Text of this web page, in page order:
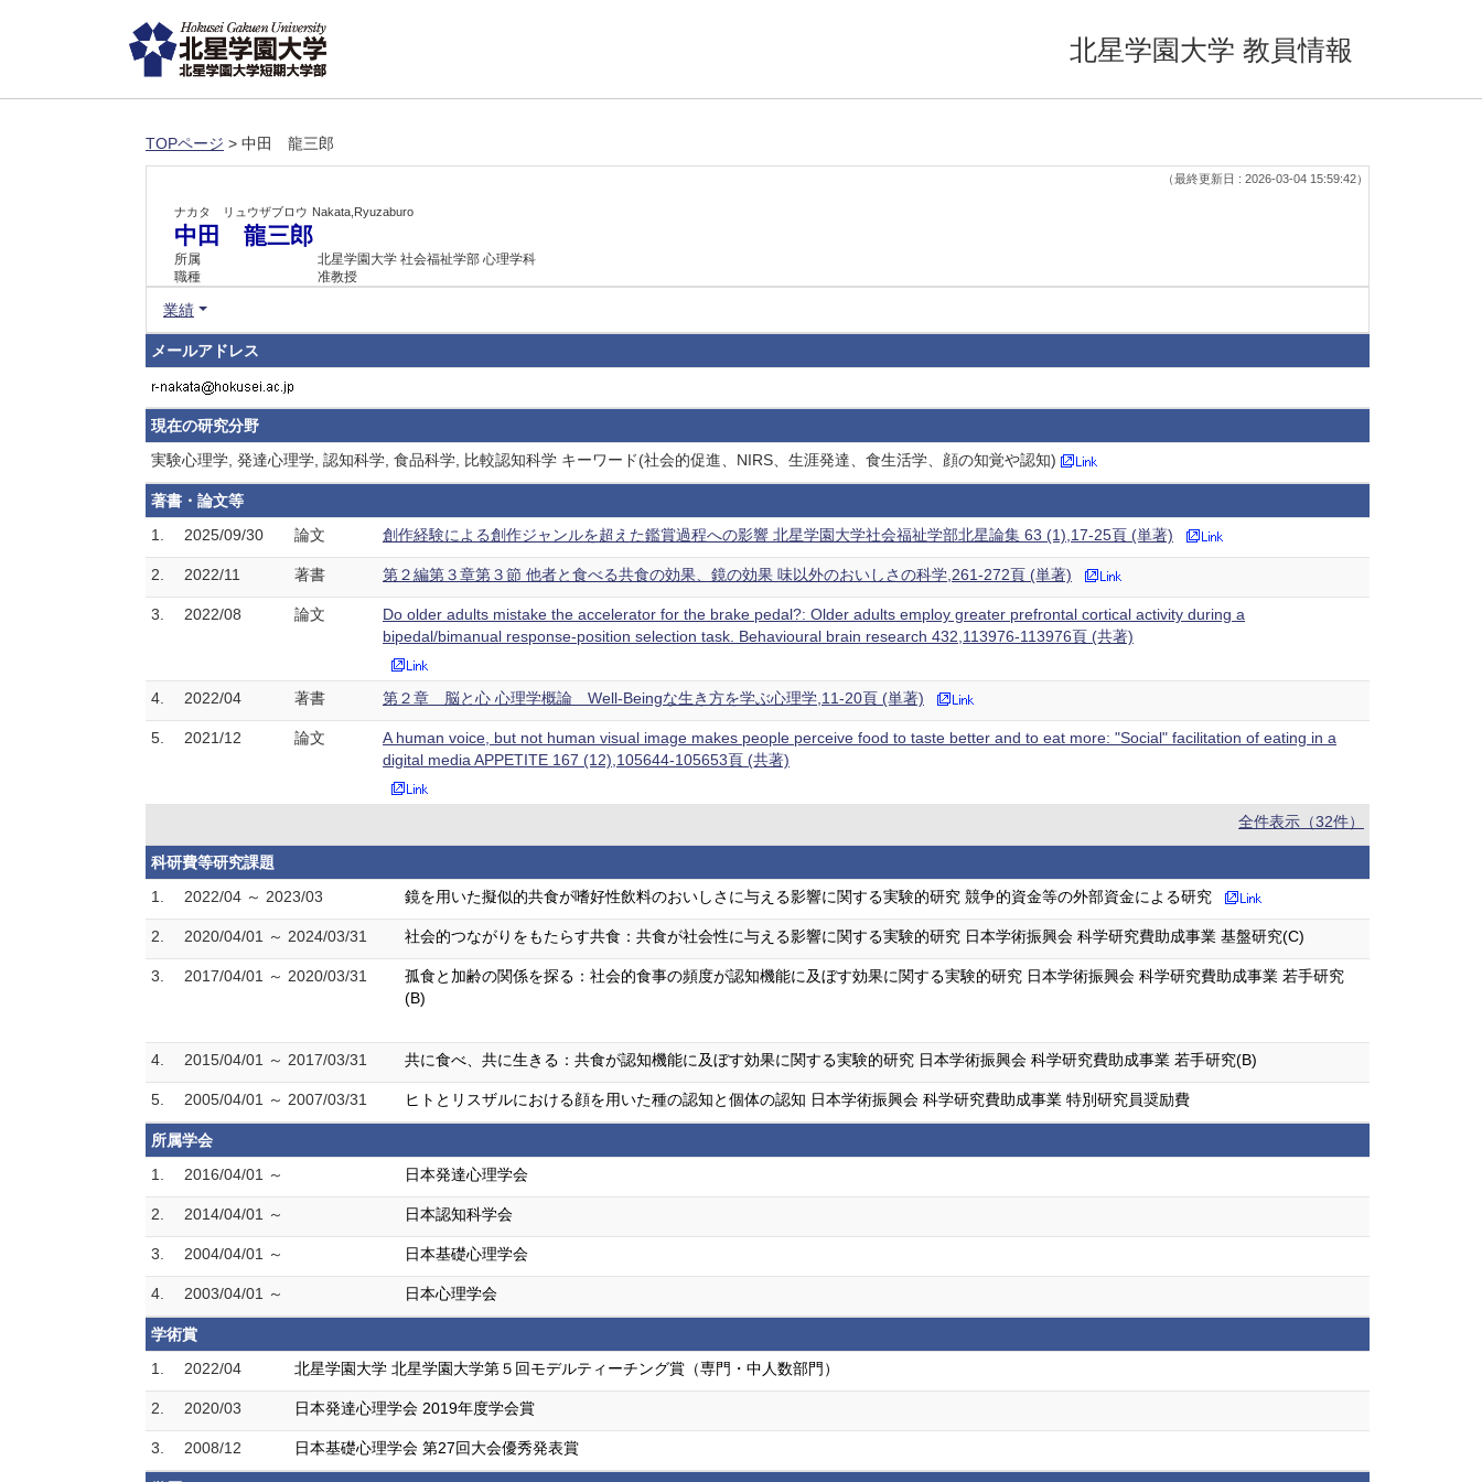
北星学園大学 教員情報
TOPページ > 中田 龍三郎
（最終更新日 : 2026-03-04 15:59:42）
ナカタ リュウザブロウ Nakata,Ryuzaburo
中田 龍三郎
所属
北星学園大学 社会福祉学部 心理学科
職種
准教授
業績
メールアドレス
現在の研究分野
実験心理学, 発達心理学, 認知科学, 食品科学, 比較認知科学 キーワード(社会的促進、NIRS、生涯発達、食生活学、顔の知覚や認知)
著書・論文等
1.
2025/09/30 論文 創作経験による創作ジャンルを超えた鑑賞過程への影響 北星学園大学社会福祉学部北星論集 63 (1),17-25頁 (単著)
2. 2022/11 著書 第２編第３章第３節 他者と食べる共食の効果、鏡の効果 味以外のおいしさの科学,261-272頁 (単著)
3. 2022/08 論文
Do older adults mistake the accelerator for the brake pedal?: Older adults employ greater prefrontal cortical activity during a
bipedal/bimanual response-position selection task. Behavioural brain research 432,113976-113976頁 (共著)
4. 2022/04 著書 第２章 脳と心 心理学概論 Well-Beingな生き方を学ぶ心理学,11-20頁 (単著)
5. 2021/12 論文
A human voice, but not human visual image makes people perceive food to taste better and to eat more: "Social" facilitation of eating in a
digital media APPETITE 167 (12),105644-105653頁 (共著)
全件表示（32件）
科研費等研究課題
1.
2022/04 ～ 2023/03 鏡を用いた擬似的共食が嗜好性飲料のおいしさに与える影響に関する実験的研究 競争的資金等の外部資金による研究
2. 2020/04/01 ～ 2024/03/31 社会的つながりをもたらす共食：共食が社会性に与える影響に関する実験的研究 日本学術振興会 科学研究費助成事業 基盤研究(C)
3. 2017/04/01 ～ 2020/03/31
孤食と加齢の関係を探る：社会的食事の頻度が認知機能に及ぼす効果に関する実験的研究 日本学術振興会 科学研究費助成事業 若手研究
(B)
4. 2015/04/01 ～ 2017/03/31 共に食べ、共に生きる：共食が認知機能に及ぼす効果に関する実験的研究 日本学術振興会 科学研究費助成事業 若手研究(B)
5. 2005/04/01 ～ 2007/03/31 ヒトとリスザルにおける顔を用いた種の認知と個体の認知 日本学術振興会 科学研究費助成事業 特別研究員奨励費
所属学会
1.
2016/04/01 ～ 日本発達心理学会
2. 2014/04/01 ～ 日本認知科学会
3. 2004/04/01 ～ 日本基礎心理学会
4. 2003/04/01 ～ 日本心理学会
学術賞
1.
2022/04 北星学園大学 北星学園大学第５回モデルティーチング賞（専門・中人数部門）
2. 2020/03 日本発達心理学会 2019年度学会賞
3. 2008/12 日本基礎心理学会 第27回大会優秀発表賞